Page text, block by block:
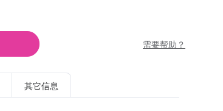
需要帮助？
其它信息